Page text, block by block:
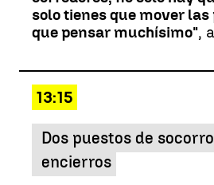
solo tienes que mover
que pensar muchísimo",
13:15
Dos puestos de
encierros